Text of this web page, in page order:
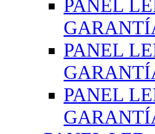
PANEL
PANEL
PANEL